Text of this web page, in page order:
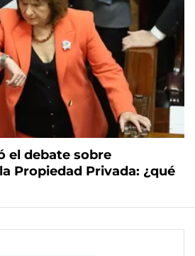
el debate sobre
Propiedad Privada: ¿qué